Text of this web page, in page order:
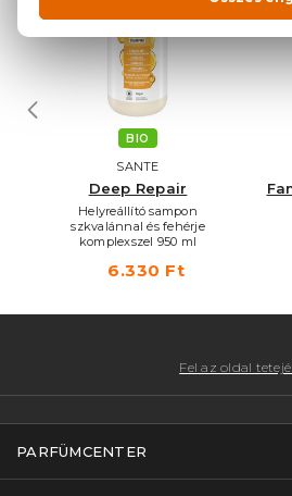
BIO
SANTE
Deep Repair
Helyreállító sampon
szkvalánnal és fehérje
komplexszel 950 ml
6.330 Ft
Fel az oldal
PARFÜMCENTER